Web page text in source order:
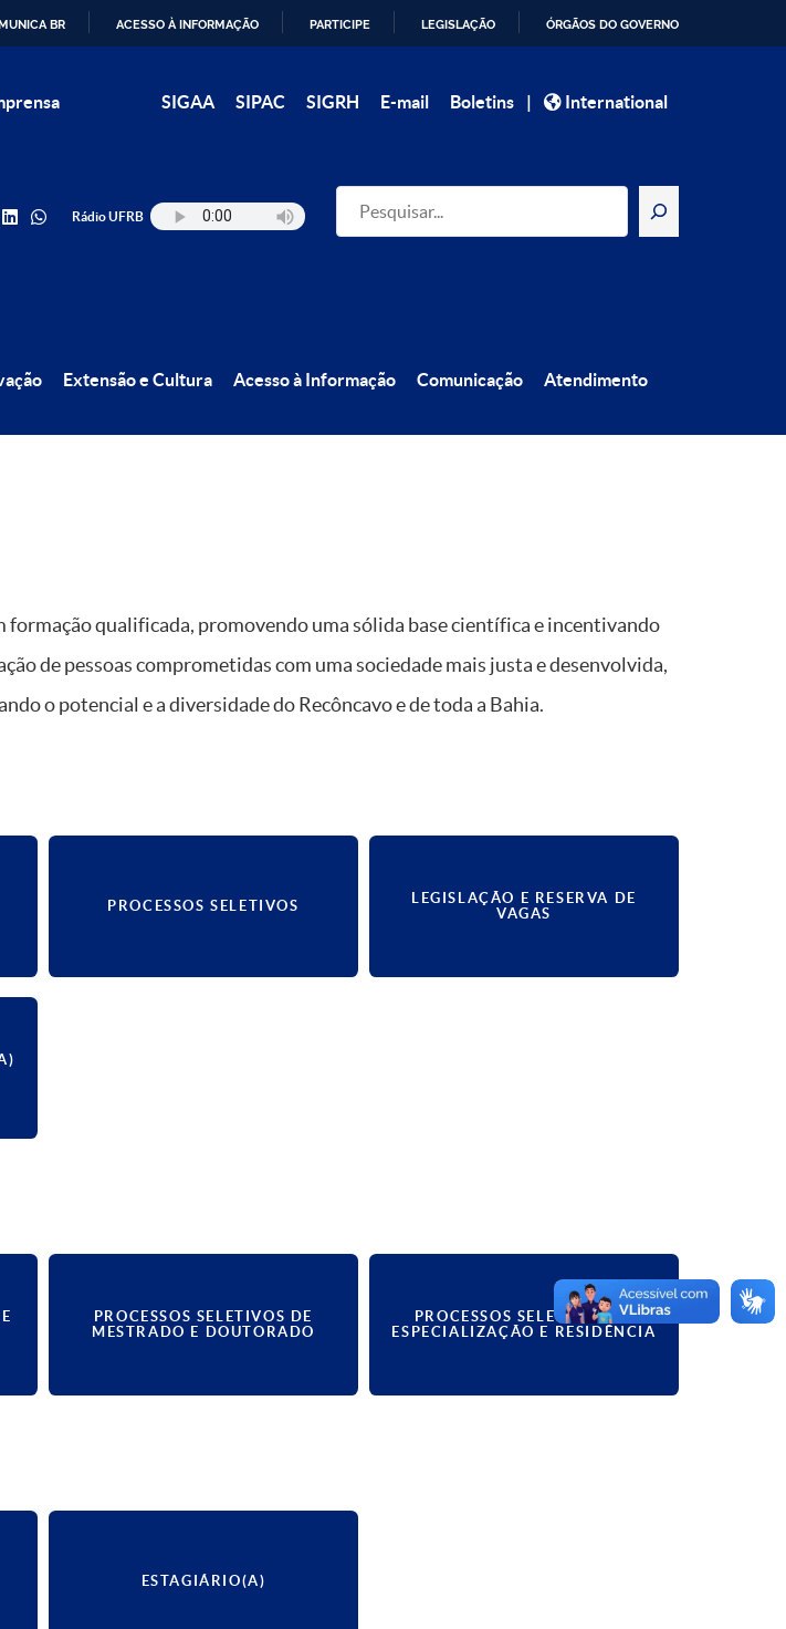
PARA
BR ACESSO À INFORMAÇÃO PARTICIPE LEGISLAÇÃO ÓRGÃOS DO GOVERNO
SIGAA SIPAC SIGRH E-mail Boletins | International
Rádio UFRB
Pesquisar
Extensão e Cultura Acesso à Informação Comunicação Atendimento
formação qualificada, promovendo uma sólida base científica e incentivando
de pessoas comprometidas com uma sociedade mais justa e desenvolvida,
o potencial e a diversidade do Recôncavo e de toda a Bahia.
PROCESSOS SELETIVOS
LEGISLAÇÃO E RESERVA DE
VAGAS
PROCESSOS SELETIVOS DE
MESTRADO E DOUTORADO
PROCESSOS SELETIVOS DE
ESPECIALIZAÇÃO E RESIDÊNCIA
ESTAGIÁRIO(A)